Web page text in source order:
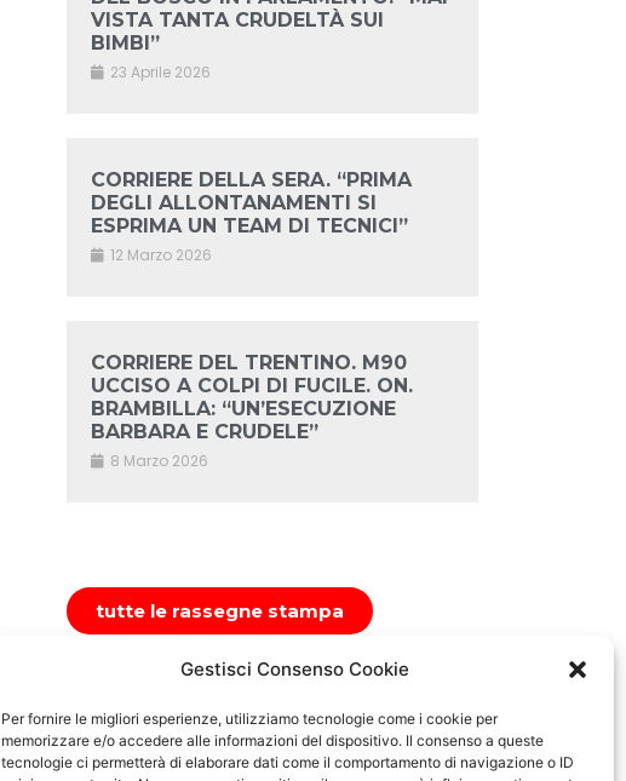
Gestisci Consenso Cookie
Per fornire le migliori esperienze, utilizziamo tecnologie come i cookie per
memorizzare e/o accedere alle informazioni del dispositivo. Il consenso a queste
tecnologie ci permetterà di elaborare dati come il comportamento di navigazione o ID
VISTA TANTA CRUDELTÀ SUI
BIMBI”
23 Aprile 2026
CORRIERE DELLA SERA. “PRIMA
DEGLI ALLONTANAMENTI SI
ESPRIMA UN TEAM DI TECNICI”
12 Marzo 2026
CORRIERE DEL TRENTINO. M90
UCCISO A COLPI DI FUCILE. ON.
BRAMBILLA: “UN’ESECUZIONE
BARBARA E CRUDELE”
8 Marzo 2026
tutte le rassegne stampa